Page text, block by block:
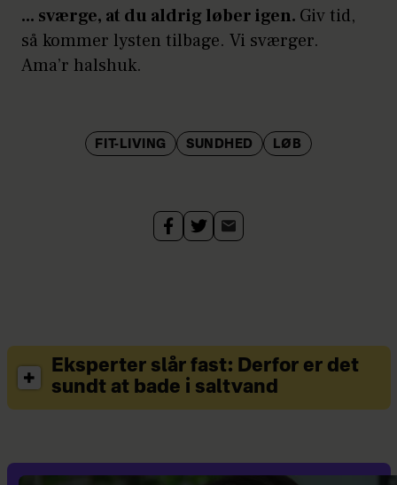
... sværge, at du aldrig løber igen. Giv tid,
så kommer lysten tilbage. Vi sværger.
Ama’r halshuk.
FIT-LIVING SUNDHED LØB
Eksperter slår fast: Derfor er det
sundt at bade i saltvand